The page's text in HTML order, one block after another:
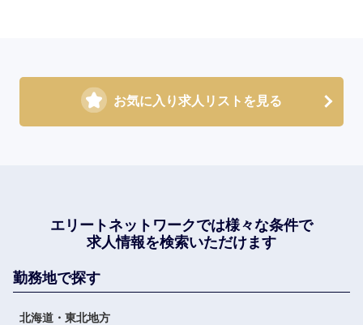
お気に入り求人リストを見る
エリートネットワークでは様々な条件で
求人情報を検索いただけます
勤務地で探す
北海道・東北地方